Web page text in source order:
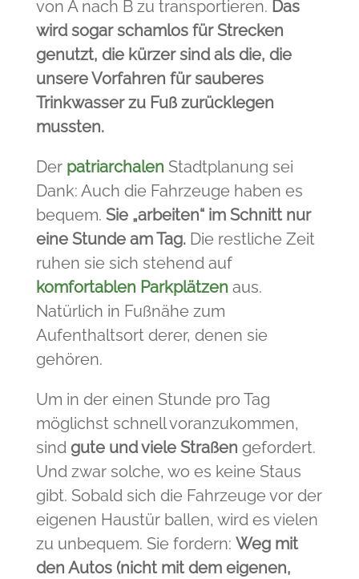
von A nach B zu transportieren. Das
wird sogar schamlos für Strecken
genutzt, die kürzer sind als die, die
unsere Vorfahren für sauberes
Trinkwasser zu Fuß zurücklegen
mussten.
Der patriarchalen Stadtplanung sei
Dank: Auch die Fahrzeuge haben es
bequem. Sie „arbeiten“ im Schnitt nur
eine Stunde am Tag.Die restliche Zeit
ruhen sie sich stehend auf
komfortablen Parkplätzen aus.
Natürlich in Fußnähe zum
Aufenthaltsort derer, denen sie
gehören.
Um in der einen Stunde pro Tag
möglichst schnell voranzukommen,
sindgute und viele Straßen gefordert.
Und zwar solche, wo es keine Staus
gibt. Sobald sich die Fahrzeuge vor der
eigenen Haustür ballen, wird es vielen
zu unbequem. Sie fordern: Weg mit
den Autos (nicht mit dem eigenen,